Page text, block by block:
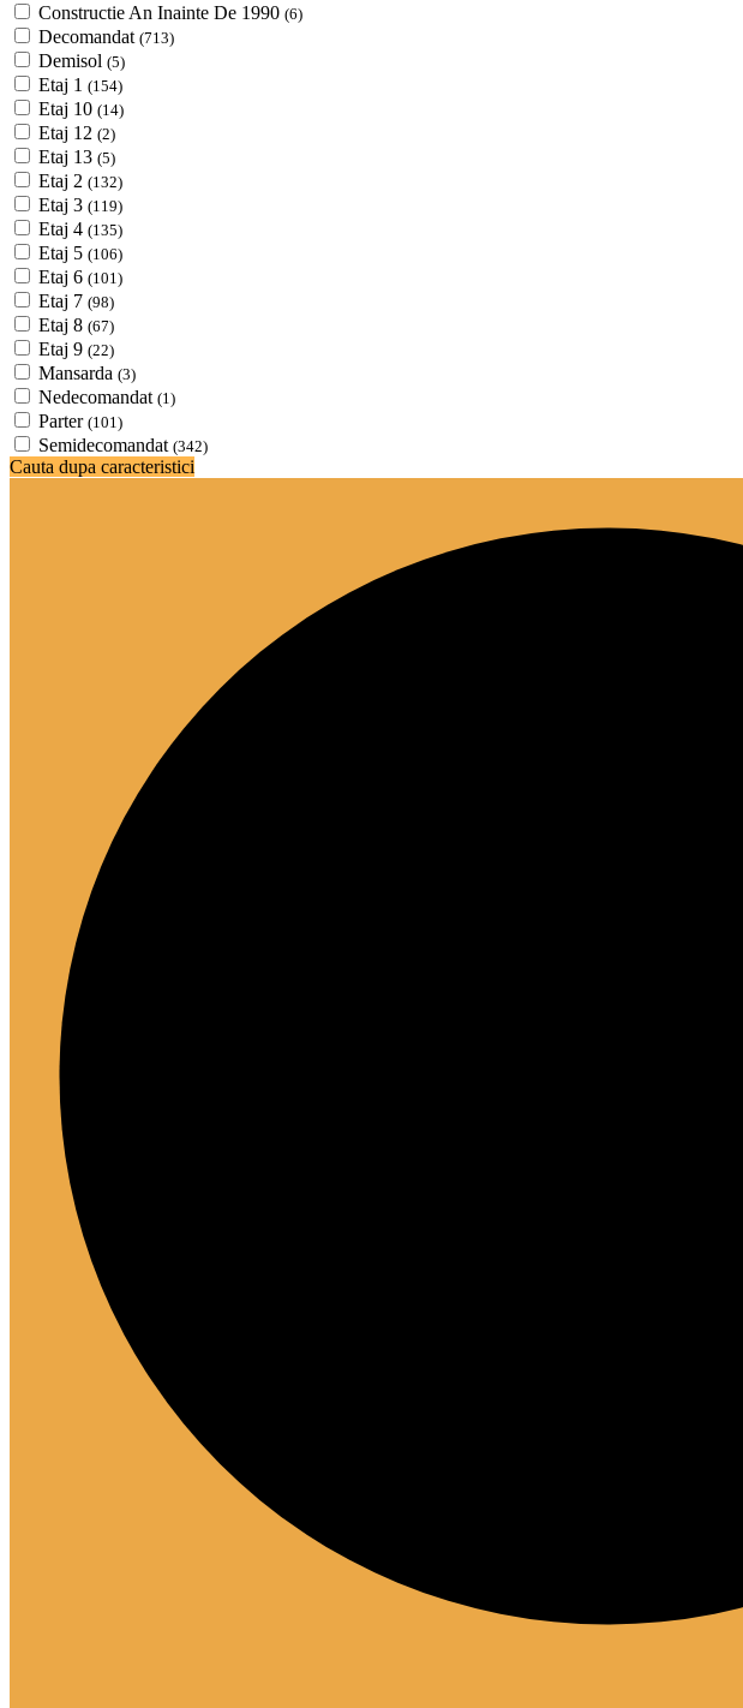
Constructie An Inainte De 1990 (6)
Decomandat (713)
Demisol (5)
Etaj 1 (154)
Etaj 10 (14)
Etaj 12 (2)
Etaj 13 (5)
Etaj 2 (132)
Etaj 3 (119)
Etaj 4 (135)
Etaj 5 (106)
Etaj 6 (101)
Etaj 7 (98)
Etaj 8 (67)
Etaj 9 (22)
Mansarda (3)
Nedecomandat (1)
Parter (101)
Semidecomandat (342)
Cauta dupa caracteristici